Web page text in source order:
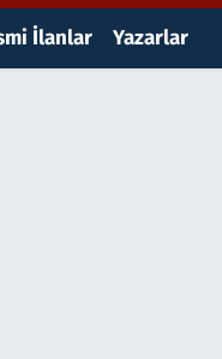
İlanlar Yazarlar